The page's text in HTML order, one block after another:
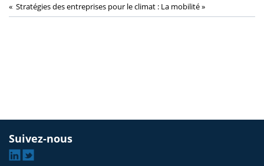
« Stratégies des entreprises pour le climat : La mobilité »
Suivez-nous
Linkedin